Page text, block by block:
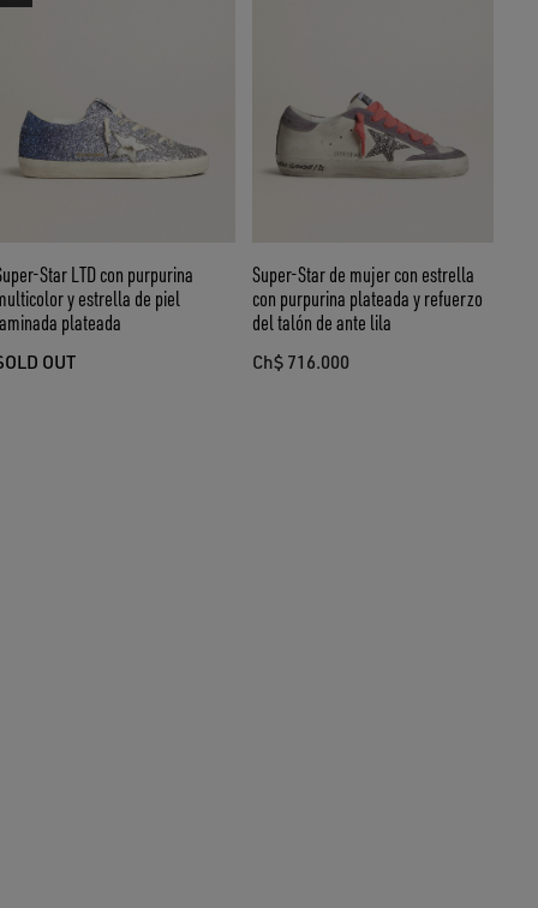
Star LTD con purpurina
y estrella de piel
plateada
OUT
Super-Star de mujer con estrella
con purpurina plateada y refuerzo
del talón de ante lila
Ch$ 716.000